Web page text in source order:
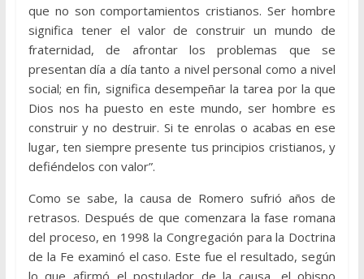
que no son comportamientos cristianos. Ser hombre
significa tener el valor de construir un mundo de
fraternidad, de afrontar los problemas que se
presentan día a día tanto a nivel personal como a nivel
social; en fin, significa desempeñar la tarea por la que
Dios nos ha puesto en este mundo, ser hombre es
construir y no destruir. Si te enrolas o acabas en ese
lugar, ten siempre presente tus principios cristianos, y
defiéndelos con valor”.
Como se sabe, la causa de Romero sufrió años de
retrasos. Después de que comenzara la fase romana
del proceso, en 1998 la Congregación para la Doctrina
de la Fe examinó el caso. Este fue el resultado, según
lo que afirmó el postulador de la causa, el obispo